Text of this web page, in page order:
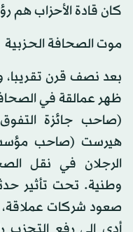
كان قادة الأحزاب هم
موت الصحافة الحزبية
بعد نصف قرن تقريبا،
ظهر عمالقة في
(صاحب جائزة
هيرست (صاحب
الرجلان في نقل
وطنية. تحت تأثير
صعود شركات عملاقة،